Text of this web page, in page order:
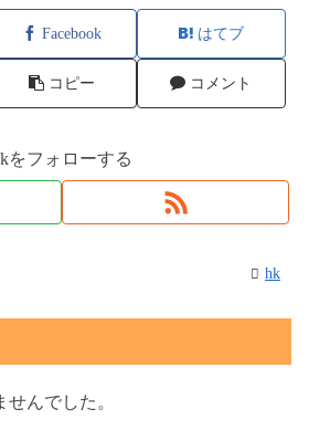
Facebook はてブ
コピー コメント
をフォローする
hk
んでした。